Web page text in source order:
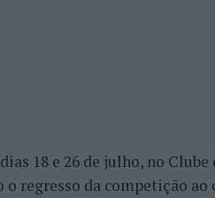
18 e 26 de julho, no Clube
o regresso da competição